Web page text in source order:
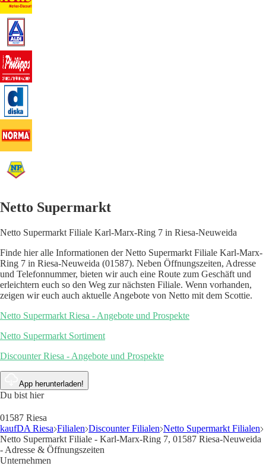
Netto Supermarkt
Netto Supermarkt Filiale Karl-Marx-Ring 7 in Riesa-Neuweida
Finde hier alle Informationen der Netto Supermarkt Filiale Karl-Marx-
Ring 7 in Riesa-Neuweida (01587). Neben Öffnungszeiten, Adresse
und Telefonnummer, bieten wir auch eine Route zum Geschäft und
erleichtern euch so den Weg zur nächsten Filiale. Wenn vorhanden,
zeigen wir euch auch aktuelle Angebote von Netto mit dem Scottie.
Netto Supermarkt Riesa - Angebote und Prospekte
Netto Supermarkt Sortiment
Discounter Riesa - Angebote und Prospekte
App herunterladen!
Du bist hier
01587 Riesa
kaufDA Riesa Filialen Discounter Filialen Netto Supermarkt Filialen
Netto Supermarkt Filiale - Karl-Marx-Ring 7, 01587 Riesa-Neuweida
- Adresse & Öffnungszeiten
Unternehmen